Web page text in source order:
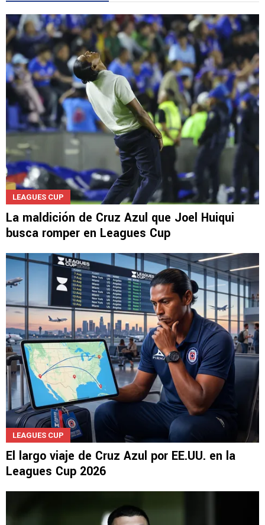
LEAGUES CUP
La maldición de Cruz Azul que Joel Huiqui
busca romper en Leagues Cup
LEAGUES CUP
El largo viaje de Cruz Azul por EE.UU. en la
Leagues Cup 2026